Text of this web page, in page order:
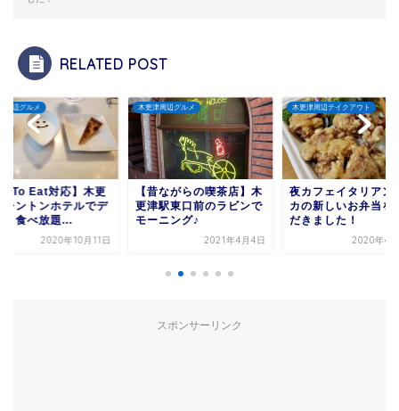
RELATED POST
更
デ
木更津周辺グルメ
【昔ながらの喫茶店】木
更津駅東口前のラビンで
モーニング♪
木更津周辺テイクアウト
夜カフェイタリアンカフ
カの新しいお弁当をいた
2020年4月21日
グルメ
1971炙
＆1955
スポンサーリンク